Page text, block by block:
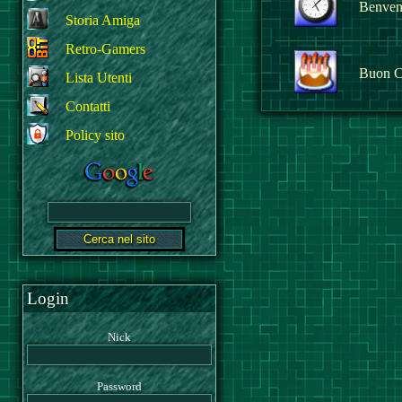
Storia Amiga
Retro-Gamers
Lista Utenti
Contatti
Policy sito
Login
Nick
Password
Buon